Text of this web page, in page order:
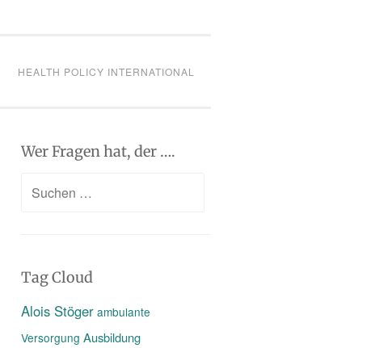
HEALTH POLICY INTERNATIONAL
Wer Fragen hat, der ….
Suchen
Tag Cloud
Alois Stöger ambulante
Versorgung Ausbildung